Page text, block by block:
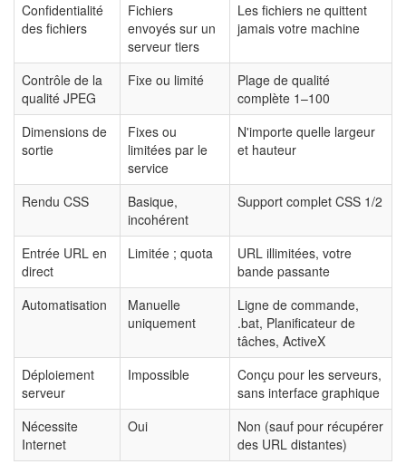
Confidentialité
des fichiers
Fichiers
envoyés sur un
serveur tiers
Les fichiers ne quittent
jamais votre machine
Contrôle de la
qualité JPEG
Fixe ou limité
Plage de qualité
complète 1–100
Dimensions de
sortie
Fixes ou
limitées par le
service
N'importe quelle largeur
et hauteur
Rendu CSS
Basique,
incohérent
Support complet CSS 1/2
Entrée URL en
direct
Limitée ; quota
URL illimitées, votre
bande passante
Automatisation
Manuelle
uniquement
Ligne de commande,
.bat, Planificateur de
tâches, ActiveX
Déploiement
serveur
Impossible
Conçu pour les serveurs,
sans interface graphique
Nécessite
Internet
Oui
Non (sauf pour récupérer
des URL distantes)